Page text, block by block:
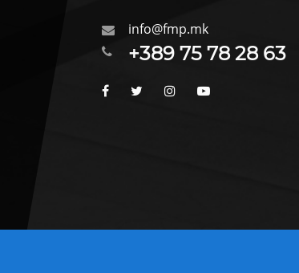
info@fmp.mk
+389 75 78 28 63